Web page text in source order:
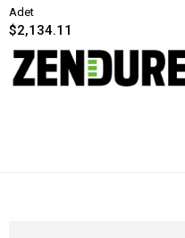
🔥 Daha Güçlü ve Mantıklı
Alternatifler:
👉Mobinerji 5kW IP65 Güç
Kaynağını İncele (Önerilen)
👉Mobinerji 3.6kW Güç Kaynağını
Adet
$2,134.11